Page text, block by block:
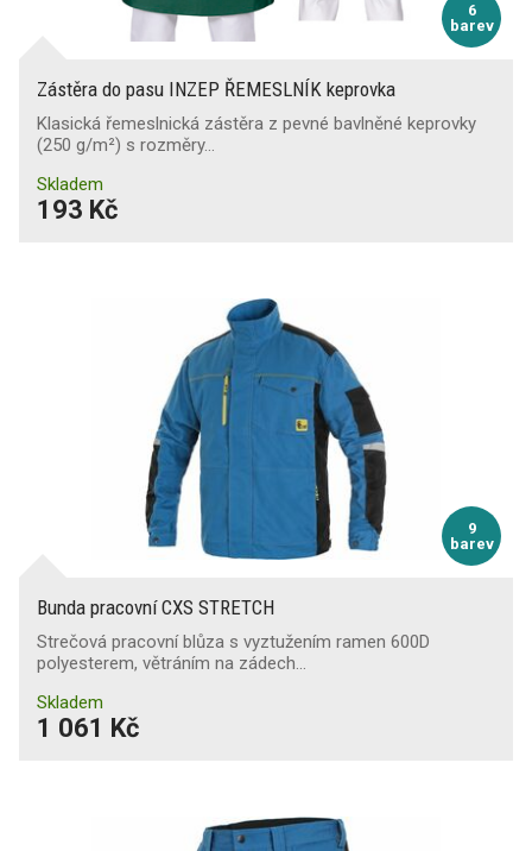
6
barev
Zástěra do pasu INZEP ŘEMESLNÍK keprovka
Klasická řemeslnická zástěra z pevné bavlněné keprovky
(250 g/m²) s rozměry…
Skladem
193 Kč
9
barev
Bunda pracovní CXS STRETCH
Strečová pracovní blůza s vyztužením ramen 600D
polyesterem, větráním na zádech…
Skladem
1 061 Kč